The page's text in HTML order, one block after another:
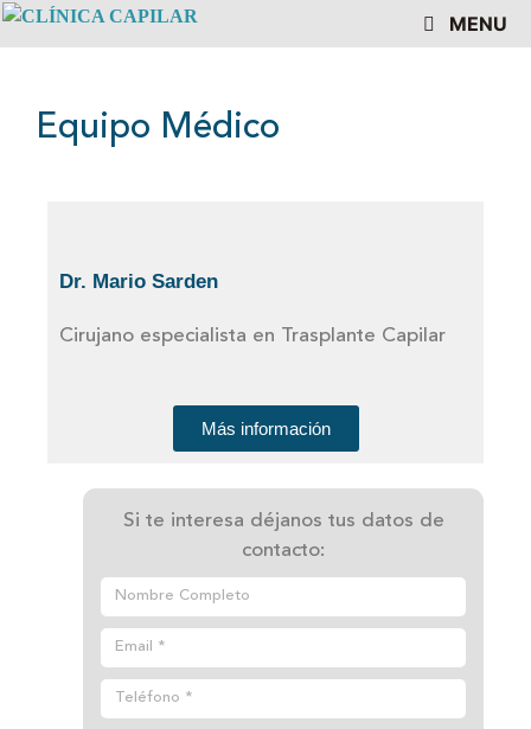
MENU
Equipo Médico
Dr. Mario Sarden
Cirujano especialista en Trasplante Capilar
Más información
Si te interesa déjanos tus datos de
contacto: